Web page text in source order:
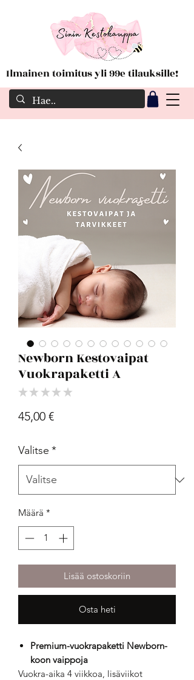
Ilmainen toimitus yli 99e tilauksille!
Newborn Kestovaipat
Vuokrapaketti A
★ ★ ★ ★ ★
45,00 €Hinta
Valitse *
Määrä *
Lisää ostoskoriin
Osta heti
Premium-vuokrapaketti Newborn-
koon vaippoja
Vuokra-aika 4 viikkoa, lisäviikot